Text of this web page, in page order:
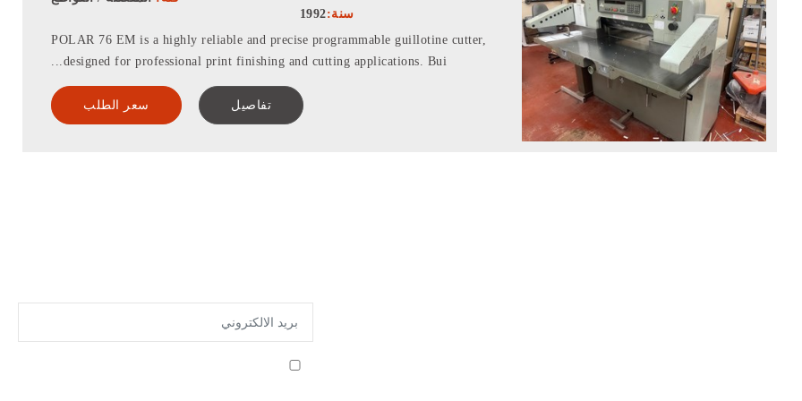
سنة:1992
POLAR 76 EM is a highly reliable and precise programmable guillotine cutter,
designed for professional print finishing and cutting applications. Bui...
تفاصيل سعر الطلب